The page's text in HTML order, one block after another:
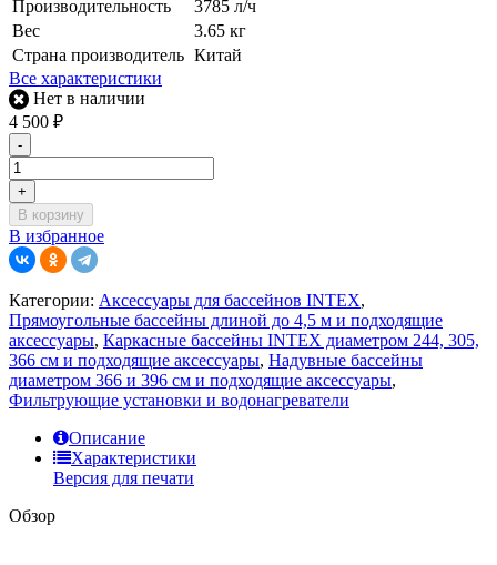
Производительность
3785 л/ч
Вес
3.65 кг
Страна производитель Китай
Все характеристики
Нет в наличии
4 500 ₽
-
+
В корзину
В избранное
Категории: Аксессуары для бассейнов INTEX,
Прямоугольные бассейны длиной до 4,5 м и подходящие
аксессуары, Каркасные бассейны INTEX диаметром 244, 305,
366 см и подходящие аксессуары, Надувные бассейны
диаметром 366 и 396 см и подходящие аксессуары,
Фильтрующие установки и водонагреватели
Описание
Характеристики
Версия для печати
Обзор